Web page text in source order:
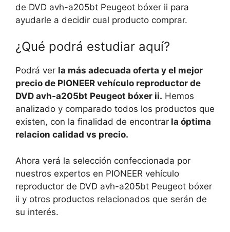
de DVD avh-a205bt Peugeot bóxer ii para
ayudarle a decidir cual producto comprar.
¿Qué podrá estudiar aquí?
Podrá ver la más adecuada oferta y el mejor
precio de PIONEER vehículo reproductor de
DVD avh-a205bt Peugeot bóxer ii. Hemos
analizado y comparado todos los productos que
existen, con la finalidad de encontrar la óptima
relacion calidad vs precio.
Ahora verá la selección confeccionada por
nuestros expertos en PIONEER vehículo
reproductor de DVD avh-a205bt Peugeot bóxer
ii y otros productos relacionados que serán de
su interés.